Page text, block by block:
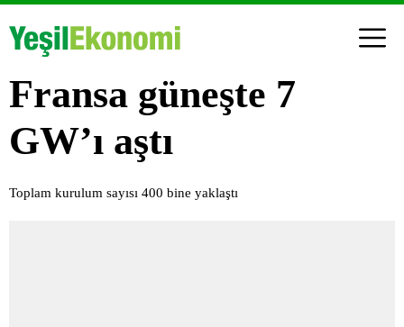
Fransa güneşte 7
GW’ı aştı
Toplam kurulum sayısı 400 bine yaklaştı